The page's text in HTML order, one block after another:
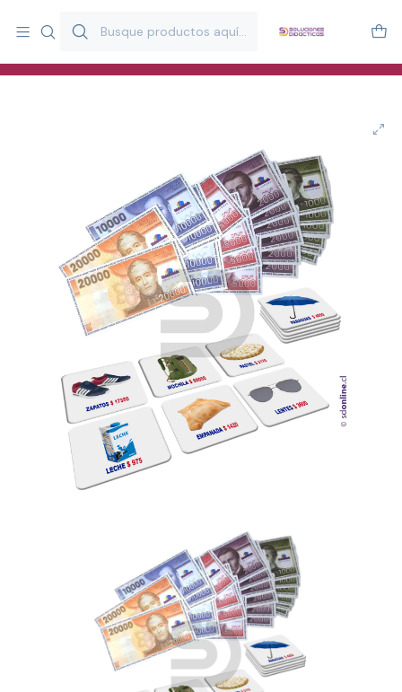
y estimulación infantil en Chile.
Especialistas en recursos educativos para aulas, terapeutas y